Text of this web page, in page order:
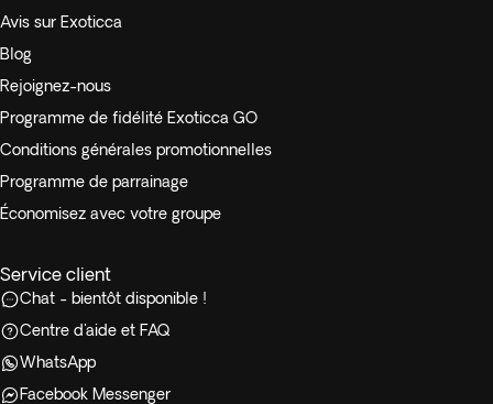
Avis sur Exoticca
Blog
Rejoignez-nous
Programme de fidélité Exoticca GO
Conditions générales promotionnelles
Programme de parrainage
Économisez avec votre groupe
Service client
Chat - bientôt disponible !
Centre d'aide et FAQ
WhatsApp
Facebook Messenger